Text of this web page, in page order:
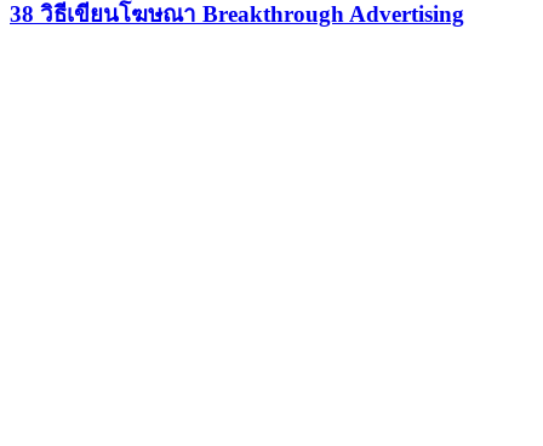
38 วิธีเขียนโฆษณา Breakthrough Advertising